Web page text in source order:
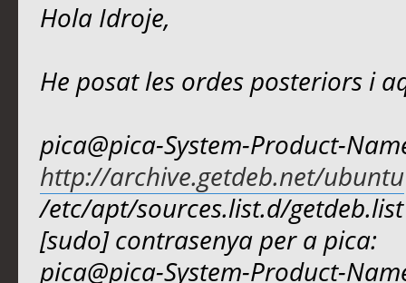
Hola Idroje,
He posat les ordes posteriors i
pica@pica-System-Product-
http://archive.getdeb.net/ubuntu
/etc/apt/sources.list.d/
[sudo] contrasenya per a pica:
pica@pica-System-Product-